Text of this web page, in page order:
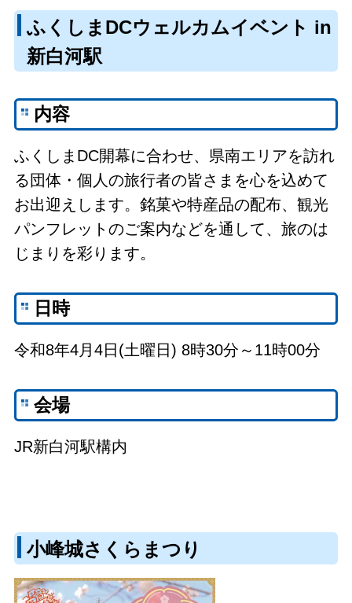
ふくしまDCウェルカムイベント in
新白河駅
内容
ふくしまDC開幕に合わせ、県南エリアを訪れ
る団体・個人の旅行者の皆さまを心を込めて
お出迎えします。銘菓や特産品の配布、観光
パンフレットのご案内などを通して、旅のは
じまりを彩ります。
日時
令和8年4月4日(土曜日) 8時30分～11時00分
会場
JR新白河駅構内
小峰城さくらまつり